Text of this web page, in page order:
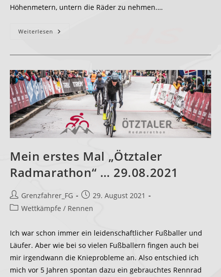
Höhenmetern, untern die Räder zu nehmen.…
Weiterlesen Rhön
05.06.2022
Mein erstes Mal „Ötztaler
Radmarathon“ … 29.08.2021
Beitrags-
Autor:
Grenzfahrer_FG
Beitrag
veröffentlicht:
29. August 2021
Beitrags-
Wettkämpfe / Rennen
Ich war schon immer ein leidenschaftlicher Fußballer und
Läufer. Aber wie bei so vielen Fußballern fingen auch bei
mir irgendwann die Knieprobleme an. Also entschied ich
mich vor 5 Jahren spontan dazu ein gebrauchtes Rennrad